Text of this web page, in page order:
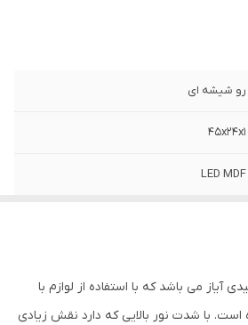
رو شیشه ای
45x24x1
LED MDF
آیاز می باشد که با استفاده از لوازم با
با شدت نور بالایی که دارد نقش زیادی